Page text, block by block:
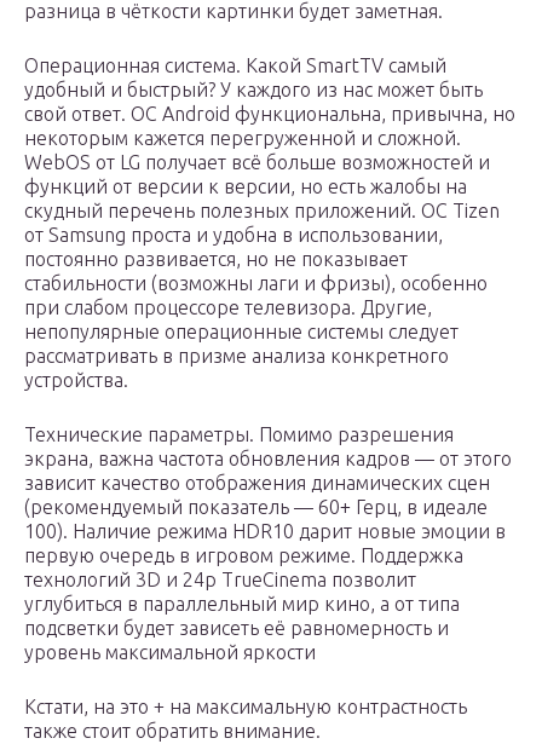
разница в чёткости картинки будет заметная.
Операционная система. Какой SmartTV самый
удобный и быстрый? У каждого из нас может быть
свой ответ. ОС Android функциональна, привычна, но
некоторым кажется перегруженной и сложной.
WebOS от LG получает всё больше возможностей и
функций от версии к версии, но есть жалобы на
скудный перечень полезных приложений. ОС Tizen
от Samsung проста и удобна в использовании,
постоянно развивается, но не показывает
стабильности (возможны лаги и фризы), особенно
при слабом процессоре телевизора. Другие,
непопулярные операционные системы следует
рассматривать в призме анализа конкретного
устройства.
Технические параметры. Помимо разрешения
экрана, важна частота обновления кадров — от этого
зависит качество отображения динамических сцен
(рекомендуемый показатель — 60+ Герц, в идеале
100). Наличие режима HDR10 дарит новые эмоции в
первую очередь в игровом режиме. Поддержка
технологий 3D и 24p TrueCinema позволит
углубиться в параллельный мир кино, а от типа
подсветки будет зависеть её равномерность и
уровень максимальной яркости
Кстати, на это + на максимальную контрастность
также стоит обратить внимание.